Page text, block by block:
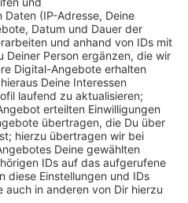
Außerdem haben sie ihren
bestimmt. Sie
Bereichen
So verzichten manche
das Auto und steigen
versuchen sich etwa in der
nehmen sich den
oder Upcycling